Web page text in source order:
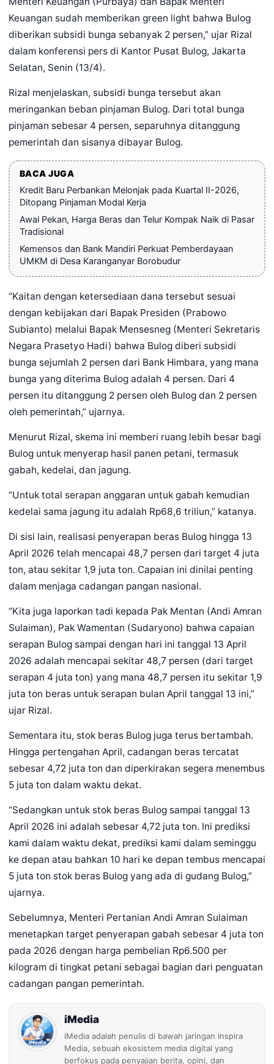
Keuangan sudah memberikan green light bahwa Bulog
diberikan subsidi bunga sebanyak 2 persen,” ujar Rizal
dalam konferensi pers di Kantor Pusat Bulog, Jakarta
Selatan, Senin (13/4).
Rizal menjelaskan, subsidi bunga tersebut akan
meringankan beban pinjaman Bulog. Dari total bunga
pinjaman sebesar 4 persen, separuhnya ditanggung
pemerintah dan sisanya dibayar Bulog.
BACA JUGA
Kredit Baru Perbankan Melonjak pada Kuartal II-2026,
Ditopang Pinjaman Modal Kerja
Awal Pekan, Harga Beras dan Telur Kompak Naik di Pasar
Tradisional
Kemensos dan Bank Mandiri Perkuat Pemberdayaan
UMKM di Desa Karanganyar Borobudur
“Kaitan dengan ketersediaan dana tersebut sesuai
dengan kebijakan dari Bapak Presiden (Prabowo
Subianto) melalui Bapak Mensesneg (Menteri Sekretaris
Negara Prasetyo Hadi) bahwa Bulog diberi subsidi
bunga sejumlah 2 persen dari Bank Himbara, yang mana
bunga yang diterima Bulog adalah 4 persen. Dari 4
persen itu ditanggung 2 persen oleh Bulog dan 2 persen
oleh pemerintah,” ujarnya.
Menurut Rizal, skema ini memberi ruang lebih besar bagi
Bulog untuk menyerap hasil panen petani, termasuk
gabah, kedelai, dan jagung.
“Untuk total serapan anggaran untuk gabah kemudian
kedelai sama jagung itu adalah Rp68,6 triliun,” katanya.
Di sisi lain, realisasi penyerapan beras Bulog hingga 13
April 2026 telah mencapai 48,7 persen dari target 4 juta
ton, atau sekitar 1,9 juta ton. Capaian ini dinilai penting
dalam menjaga cadangan pangan nasional.
“Kita juga laporkan tadi kepada Pak Mentan (Andi Amran
Sulaiman), Pak Wamentan (Sudaryono) bahwa capaian
serapan Bulog sampai dengan hari ini tanggal 13 April
2026 adalah mencapai sekitar 48,7 persen (dari target
serapan 4 juta ton) yang mana 48,7 persen itu sekitar 1,9
juta ton beras untuk serapan bulan April tanggal 13 ini,”
ujar Rizal.
Sementara itu, stok beras Bulog juga terus bertambah.
Hingga pertengahan April, cadangan beras tercatat
sebesar 4,72 juta ton dan diperkirakan segera menembus
5 juta ton dalam waktu dekat.
“Sedangkan untuk stok beras Bulog sampai tanggal 13
April 2026 ini adalah sebesar 4,72 juta ton. Ini prediksi
kami dalam waktu dekat, prediksi kami dalam seminggu
ke depan atau bahkan 10 hari ke depan tembus mencapai
5 juta ton stok beras Bulog yang ada di gudang Bulog,”
ujarnya.
Sebelumnya, Menteri Pertanian Andi Amran Sulaiman
menetapkan target penyerapan gabah sebesar 4 juta ton
pada 2026 dengan harga pembelian Rp6.500 per
kilogram di tingkat petani sebagai bagian dari penguatan
cadangan pangan pemerintah.
iMedia
iMedia adalah penulis di bawah jaringan Inspira
Media, sebuah ekosistem media digital yang
berfokus pada penyajian berita, opini, dan